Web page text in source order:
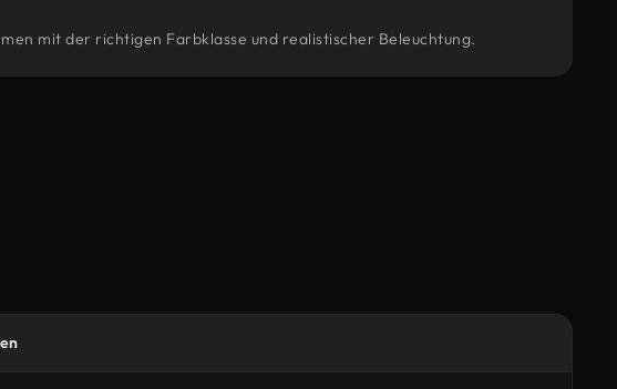
mit der richtigen Farbklasse und realistischer Beleuchtung.